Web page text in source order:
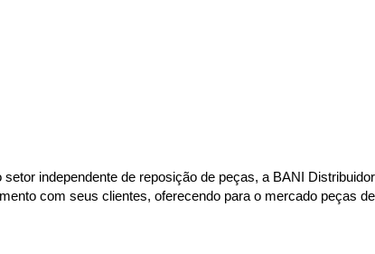
independente de reposição de peças, a BANI
com seus clientes, oferecendo para o mercado peças